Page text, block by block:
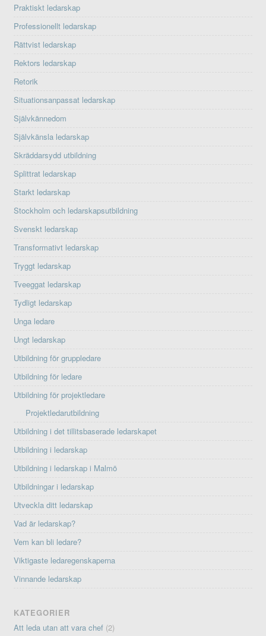
Praktiskt ledarskap
Professionellt ledarskap
Rättvist ledarskap
Rektors ledarskap
Retorik
Situationsanpassat ledarskap
Självkännedom
Självkänsla ledarskap
Skräddarsydd utbildning
Splittrat ledarskap
Starkt ledarskap
Stockholm och ledarskapsutbildning
Svenskt ledarskap
Transformativt ledarskap
Tryggt ledarskap
Tveeggat ledarskap
Tydligt ledarskap
Unga ledare
Ungt ledarskap
Utbildning för gruppledare
Utbildning för ledare
Utbildning för projektledare
Projektledarutbildning
Utbildning i det tillitsbaserade ledarskapet
Utbildning i ledarskap
Utbildning i ledarskap i Malmö
Utbildningar i ledarskap
Utveckla ditt ledarskap
Vad är ledarskap?
Vem kan bli ledare?
Viktigaste ledaregenskaperna
Vinnande ledarskap
KATEGORIER
Att leda utan att vara chef (2)